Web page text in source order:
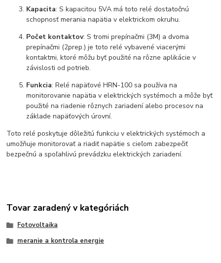
Kapacita: S kapacitou 5VA má toto relé dostatočnú
schopnosť merania napätia v elektrickom okruhu.
Počet kontaktov: S tromi prepínačmi (3M) a dvoma
prepínačmi (2prep.) je toto relé vybavené viacerými
kontaktmi, ktoré môžu byť použité na rôzne aplikácie v
závislosti od potrieb.
Funkcia: Relé napäťové HRN-100 sa používa na
monitorovanie napätia v elektrických systémoch a môže byť
použité na riadenie rôznych zariadení alebo procesov na
základe napäťových úrovní.
Toto relé poskytuje dôležitú funkciu v elektrických systémoch a
umožňuje monitorovať a riadiť napätie s cieľom zabezpečiť
bezpečnú a spoľahlivú prevádzku elektrických zariadení.
Tovar zaradený v kategóriách
Fotovoltaika
meranie a kontrola energie